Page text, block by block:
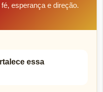
esperança e direção.
essa